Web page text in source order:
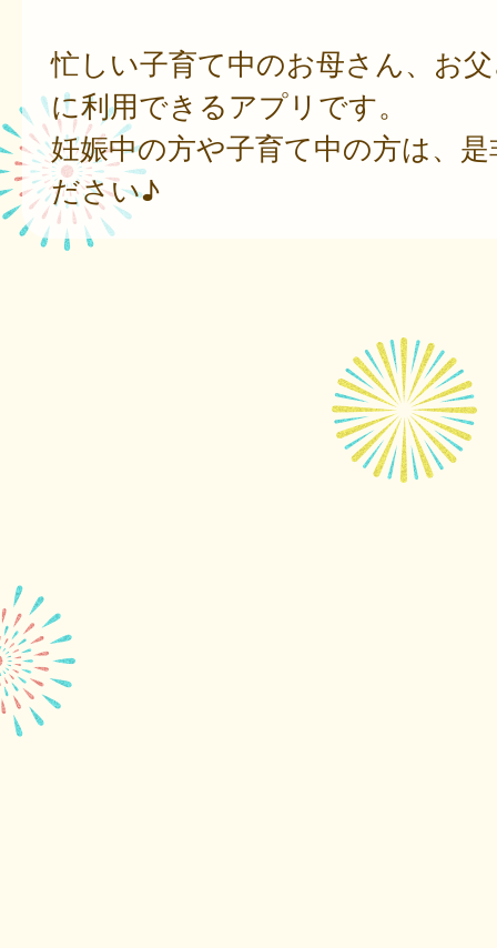
忙しい子育て中のお母さん、お
に利用できるアプリです。
妊娠中の方や子育て中の方は、
ださい♪